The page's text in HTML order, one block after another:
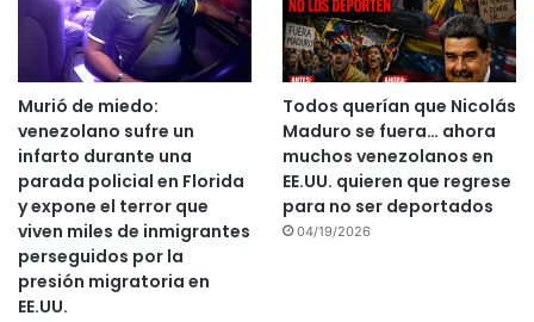
Murió de miedo:
venezolano sufre un
infarto durante una
parada policial en Florida
y expone el terror que
viven miles de inmigrantes
perseguidos por la
presión migratoria en
EE.UU.
Todos querían que Nicolás
Maduro se fuera… ahora
muchos venezolanos en
EE.UU. quieren que regrese
para no ser deportados
04/19/2026